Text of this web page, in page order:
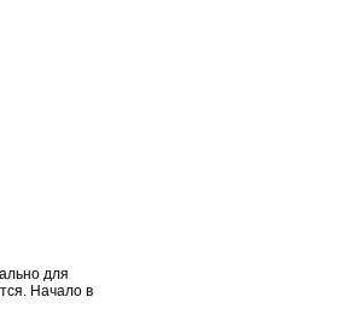
для
Начало в